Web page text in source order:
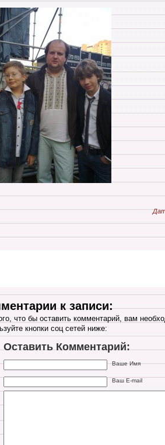
к записи:
что бы оставить комментарий, вам
кнопки соц сетей ниже:
Оставить Комментарий:
Ваше Имя
Ваш E-mail